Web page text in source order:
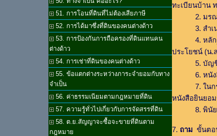
51. การโอนที่ดินที่ไม่ต้องเสียภาษี
52. การได้มาซึ่งที่ดินของคนต่างด้าว
53. การป้องกันการถือครองที่ดินแทนคน
ต่างด้าว
54. การเช่าที่ดินของคนต่างด้าว
55. ข้อแตกต่างระหว่างภาระจำยอมกับทาง
จำเป็น
56. ค่าธรรมเนียมตามกฎหมายที่ดิน
57. ความรู้ทั่วไปเกี่ยวกับการจัดสรรที่ดิน
58. ต.ย.สัญญาจะซื้อจะขายที่ดินตาม
กฎหมาย
ทะเบียนบ้าน
2. มรณบัต
3. สำเนา
4. หลักฐาน
ประโยชน์ (น.
5. บัญชีเ
6. หนังสือยิ
7. ในกรณีเ
หนังสือยินยอ
8. พินัยก
7. ถาม ขั้นตอ